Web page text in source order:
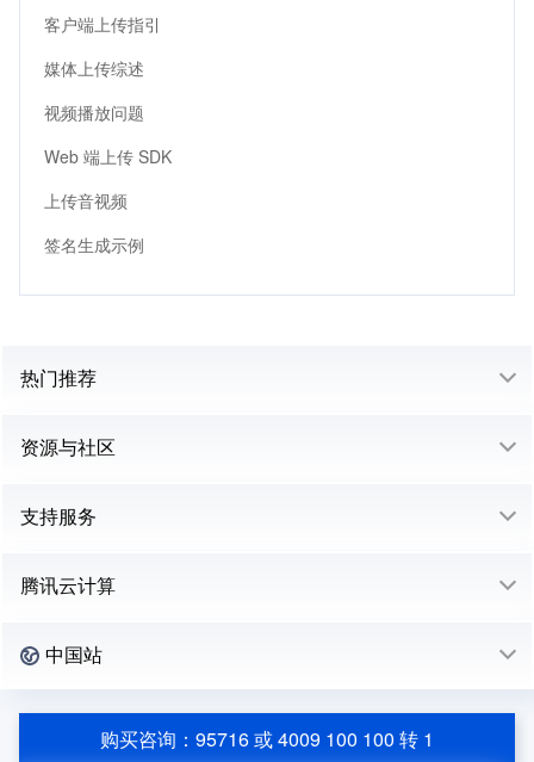
客户端上传指引
媒体上传综述
视频播放问题
Web 端上传 SDK
上传音视频
签名生成示例
热门推荐
资源与社区
支持服务
腾讯云计算
中国站
购买咨询：95716 或 4009 100 100 转 1